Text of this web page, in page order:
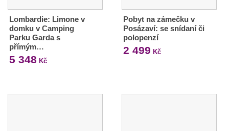
Lombardie: Limone v
domku v Camping
Parku Garda s
přímým…
5 348 Kč
Pobyt na zámečku v
Posázaví: se snídaní či
polopenzí
2 499 Kč